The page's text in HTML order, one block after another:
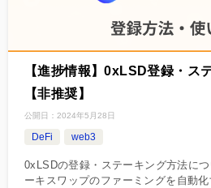
【進捗情報】0xLSD登録・ス
【非推奨】
公開日： 2024年5月28日
DeFi web3
0xLSDの登録・ステーキング方法に
ーキスワップのファーミングを自動化